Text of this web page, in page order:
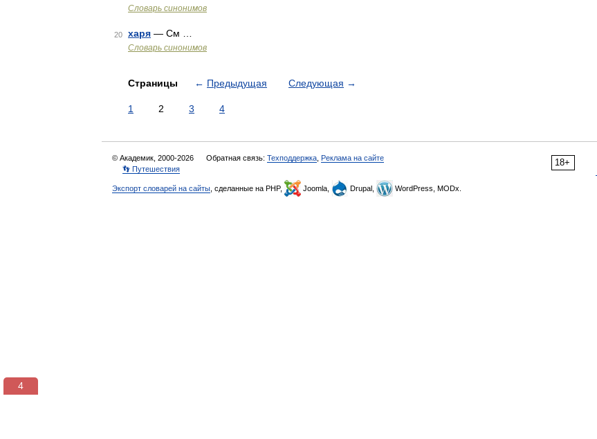
Словарь синонимов
20 харя — См …
Словарь синонимов
Страницы ← Предыдущая Следующая →
1 2 3 4
18+
© Академик, 2000-2026 Обратная связь: Техподдержка Реклама на сайте
👣 Путешествия
Экспорт словарей на сайты , сделанные на PHP, Joomla, Drupal, WordPress, MODx.
3